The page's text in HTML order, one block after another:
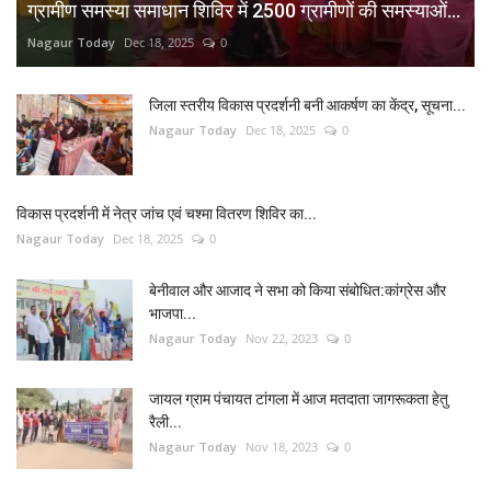
ग्रामीण समस्या समाधान शिविर में 2500 ग्रामीणों की समस्याओं...
Nagaur Today Dec 18, 2025 0
जिला स्तरीय विकास प्रदर्शनी बनी आकर्षण का केंद्र, सूचना...
Nagaur Today Dec 18, 2025 0
विकास प्रदर्शनी में नेत्र जांच एवं चश्मा वितरण शिविर का...
Nagaur Today Dec 18, 2025 0
बेनीवाल और आजाद ने सभा को किया संबोधित:कांग्रेस और
भाजपा...
Nagaur Today Nov 22, 2023 0
जायल ग्राम पंचायत टांगला में आज मतदाता जागरूकता हेतु
रैली...
Nagaur Today Nov 18, 2023 0